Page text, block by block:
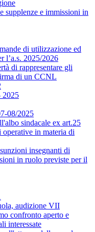
e immissioni in
di utilizzazione ed
l’a.s. 2025/2026
di rappresentare gli
di un CCNL
08/2025
sindacale ex art.25
in materia di
insegnanti di
in ruolo previste per il
audizione VII
confronto aperto e
interessate